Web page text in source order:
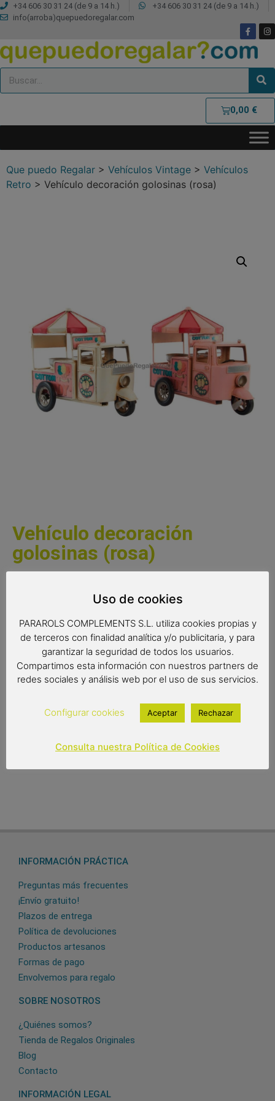
+34 606 30 31 24 (de 9 a 14 h.)
+34 606 30 31 24 (de 9 a 14 h.)
info(arroba)quepuedoregalar.com
0,00 €
Que puedo Regalar > Vehículos Vintage > Vehículos
Retro > Vehículo decoración golosinas (rosa)
Vehículo decoración
golosinas (rosa)
algodones de azúcar, una bonita y original pieza de
Medidas:
30x17x24 cm
€
Out of stock
INFORMACIÓN PRÁCTICA
Preguntas más frecuentes
¡Envío gratuito!
Plazos de entrega
Política de devoluciones
Productos artesanos
Formas de pago
Envolvemos para regalo
SOBRE NOSOTROS
¿Quiénes somos?
Tienda de Regalos Originales
Blog
Contacto
INFORMACIÓN LEGAL
Uso de cookies
PARAROLS COMPLEMENTS S.L. utiliza cookies propias y
de terceros con finalidad analítica y/o publicitaria, y para
garantizar la seguridad de todos los usuarios.
Compartimos esta información con nuestros partners de
redes sociales y análisis web por el uso de sus servicios.
Configurar cookies Aceptar Rechazar
Consulta nuestra Política de Cookies